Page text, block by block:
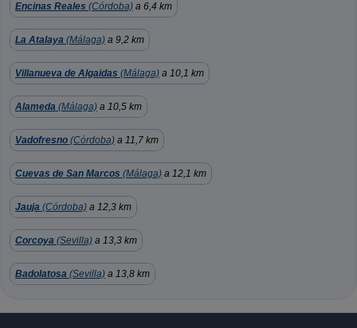
Encinas Reales (Córdoba) a 6,4 km
La Atalaya (Málaga) a 9,2 km
Villanueva de Algaidas (Málaga) a 10,1 km
Alameda (Málaga) a 10,5 km
Vadofresno (Córdoba) a 11,7 km
Cuevas de San Marcos (Málaga) a 12,1 km
Jauja (Córdoba) a 12,3 km
Corcoya (Sevilla) a 13,3 km
Badolatosa (Sevilla) a 13,8 km